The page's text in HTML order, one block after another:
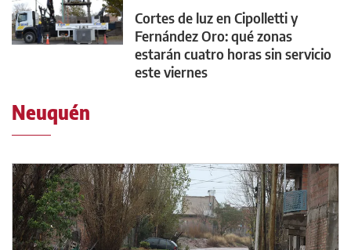
Cortes de luz en Cipolletti y
Fernández Oro: qué zonas
estarán cuatro horas sin servicio
este viernes
Neuquén